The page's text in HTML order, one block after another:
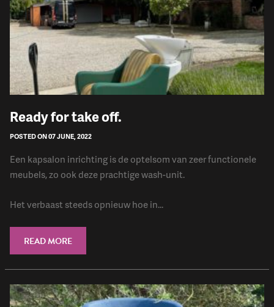
​Ready for take off.
POSTED ON 07 JUNE, 2022
Een kapsalon inrichting is de optelsom van zeer functionele
meubels, zo ook deze prachtige wash-unit.
Het verbaast steeds opnieuw hoe in...
READ MORE